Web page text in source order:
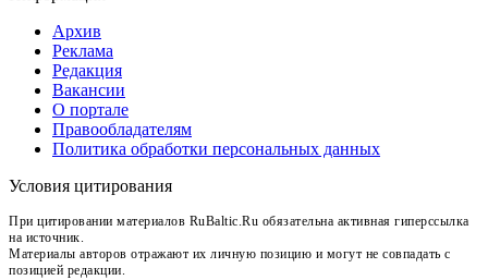
Архив
Реклама
Редакция
Вакансии
О портале
Правообладателям
Политика обработки персональных данных
Условия цитирования
При цитировании материалов RuBaltic.Ru обязательна активная гиперссылка
на источник.
Материалы авторов отражают их личную позицию и могут не совпадать с
позицией редакции.